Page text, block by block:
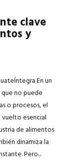
clave
y
En un
no puede
o procesos, el
esencial
de alimentos
dinamiza la
Pero...